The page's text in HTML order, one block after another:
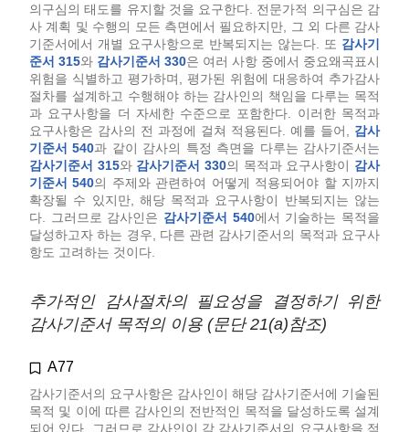
의구심의 태도를 유지할 것을 요구한다. 전문가적 의구심은 감
사 계획 및 수행의 모든 측면에서 필요하지만, 그 외 다른 감사
기준서에서 개별 요구사항으로 반복되지는 않는다. 또 감사기
준서 315와 감사기준서 330은 여러 사항 중에서 중요왜곡표시
위험을 식별하고 평가하며, 평가된 위험에 대응하여 추가감사
절차를 설계하고 수행해야 하는 감사인의 책임을 다루는 목적
과 요구사항을 더 자세한 수준으로 포함한다. 이러한 목적과
요구사항은 감사의 전 과정에 걸쳐 적용된다. 예를 들어, 감사
기준서 540과 같이 감사의 특정 측면을 다루는 감사기준서는
감사기준서 315와 감사기준서 330의 목적과 요구사항이 감사
기준서 540의 주제와 관련하여 어떻게 적용되어야 할 지까지
확장될 수 있지만, 해당 목적과 요구사항이 반복되지는 않는
다. 그러므로 감사인은 감사기준서 540에서 기술하는 목적을
달성하고자 하는 경우, 다른 관련 감사기준서의 목적과 요구사
항도 고려하는 것이다.
추가적인 감사절차의 필요성을 결정하기 위한
감사기준서 목적의 이용 (문단 21(a)참조)
A77
감사기준서의 요구사항은 감사인이 해당 감사기준서에 기술된
목적 및 이에 따른 감사인의 전반적인 목적을 달성하도록 설계
되어 있다. 그러므로 감사인이 각 감사기준서의 요구사항을 적